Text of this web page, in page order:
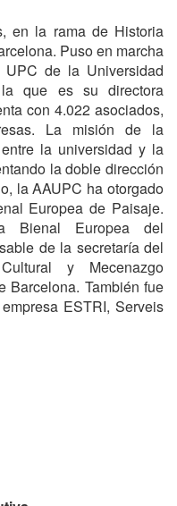
en la rama de Historia
Puso en marcha
de la Universidad
que es su directora
con 4.022 asociados,
La misión de la
la universidad y la
la doble dirección
la AAUPC ha otorgado
Europea de Paisaje.
Bienal Europea del
de la secretaría del
y Mecenazgo
Barcelona. También fue
ESTRI, Serveis